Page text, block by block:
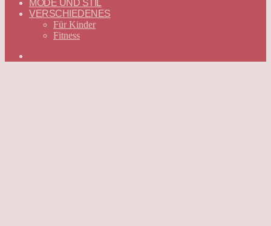
MODE UND STIL
VERSCHIEDENES
Für Kinder
Fitness